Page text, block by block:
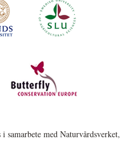
med Naturvårdsverket,